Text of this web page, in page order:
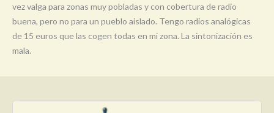
vez valga para zonas muy pobladas y con cobertura de radio
buena, pero no para un pueblo aislado. Tengo radios analógicas
de 15 euros que las cogen todas en mi zona. La sintonización es
mala.